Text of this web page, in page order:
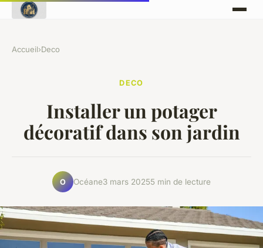
Accueil›Deco
DECO
Installer un potager
décoratif dans son jardin
O Océane3 mars 20255 min de lecture